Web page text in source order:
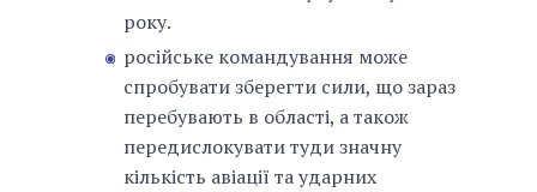
року.
російське командування може
спробувати зберегти сили, що зараз
перебувають в області, а також
передислокувати туди значну
кількість авіації та ударних